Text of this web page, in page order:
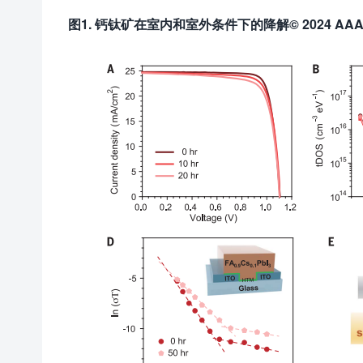
图1. 钙钛矿在室内和室外条件下的降解© 2024